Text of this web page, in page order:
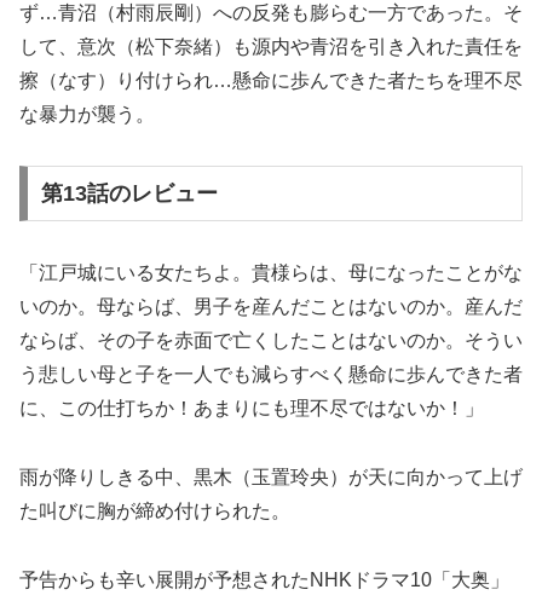
ず…青沼（村雨辰剛）への反発も膨らむ一方であった。そ
して、意次（松下奈緒）も源内や青沼を引き入れた責任を
擦（なす）り付けられ…懸命に歩んできた者たちを理不尽
な暴力が襲う。
第13話のレビュー
「江戸城にいる女たちよ。貴様らは、母になったことがな
いのか。母ならば、男子を産んだことはないのか。産んだ
ならば、その子を赤面で亡くしたことはないのか。そうい
う悲しい母と子を一人でも減らすべく懸命に歩んできた者
に、この仕打ちか！あまりにも理不尽ではないか！」
雨が降りしきる中、黒木（玉置玲央）が天に向かって上げ
た叫びに胸が締め付けられた。
予告からも辛い展開が予想されたNHKドラマ10「大奥」